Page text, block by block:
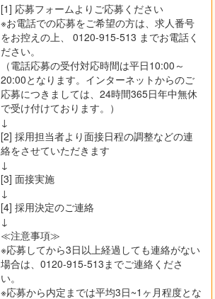
[1] 応募フォームよりご応募ください
※お電話での応募をご希望の方は、求人番号
をお控えの上、 0120-915-513 までお電話く
ださい。
（電話応募の受付対応時間は平日10:00～
20:00となります。インターネットからのご
応募につきましては、24時間365日年中無休
で受け付けております。）
↓
[2] 採用担当者より面接日程の調整などの連
絡をさせていただきます
↓
[3] 面接実施
↓
[4] 採用決定のご連絡
↓
≪注意事項≫
※応募してから3日以上経過しても連絡がない
場合は、0120-915-513までご連絡くださ
い。
※応募から内定までは平均3日~1ヶ月程度とな